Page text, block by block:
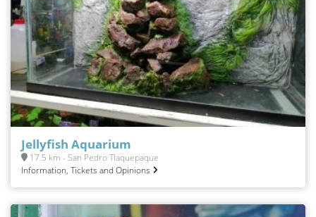
Jellyfish Aquarium
17.5 km - San Pedro Tlaquepaque
Information, Tickets and Opinions